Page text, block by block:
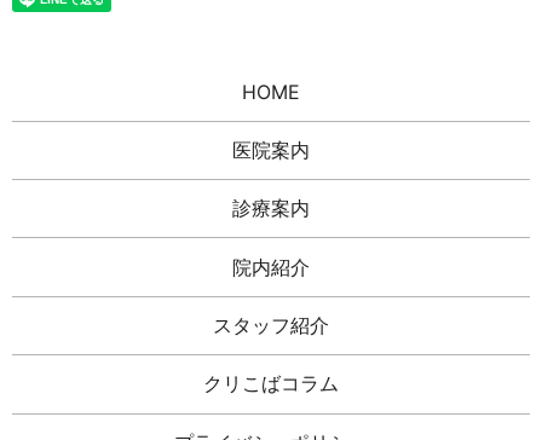
HOME
医院案内
診療案内
院内紹介
スタッフ紹介
クリこばコラム